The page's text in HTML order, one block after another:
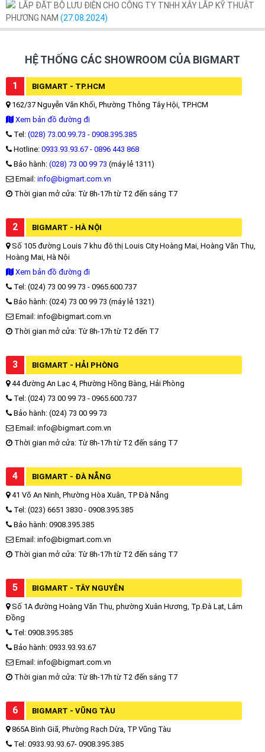
LẮP ĐẶT BỘ LƯU ĐIỆN CHO CÔNG TY TNHH XÂY LẮP KỸ THUẬT
PHƯƠNG NAM (27.08.2024)
HỆ THỐNG CÁC SHOWROOM CỦA BIGMART
1 BIGMART - TP.HCM
162/37 Nguyễn Văn Khối, Phường Thông Tây Hội, TP.HCM
Xem bản đồ đường đi
Tel: (028) 73.00.99.73 - 0908.395.385
Hotline: 0933.93.93.67 - 0896 443 868
Bảo hành: (028) 73 00 99 73 (máy lẻ 1311)
Email: info@bigmart.com.vn
Thời gian mở cửa: Từ 8h-17h từ T2 đến sáng T7
2 BIGMART - HÀ NỘI
Số 105 đường Louis 7 khu đô thị Louis City Hoàng Mai, Hoàng Văn Thụ,
Hoàng Mai, Hà Nội
Xem bản đồ đường đi
Tel: (024) 73 00 99 73 - 0965.600.737
Bảo hành: (024) 73 00 99 73 (máy lẻ 1321)
Email: info@bigmart.com.vn
Thời gian mở cửa: Từ 8h-17h từ T2 đến T7
3 BIGMART - HẢI PHÒNG
44 đường An Lạc 4, Phường Hồng Bàng, Hải Phòng
Tel: (024) 73 00 99 73 - 0965.600.737
Bảo hành: (024) 73 00 99 73
Email: info@bigmart.com.vn
Thời gian mở cửa: Từ 8h-17h từ T2 đến sáng T7
4 BIGMART - ĐÀ NẴNG
41 Võ An Ninh, Phường Hòa Xuân, TP Đà Nẵng
Tel: (023) 6651 3830 - 0908.395.385
Bảo hành: 0908.395.385
Email: info@bigmart.com.vn
Thời gian mở cửa: Từ 8h-17h từ T2 đến sáng T7
5 BIGMART - TÂY NGUYÊN
Số 1A đường Hoàng Văn Thụ, phường Xuân Hương, Tp.Đà Lạt, Lâm
Đồng
Tel: 0908.395.385
Bảo hành: 0933.93.93.67
Email: info@bigmart.com.vn
Thời gian mở cửa: Từ 8h-17h từ T2 đến sáng T7
6 BIGMART - VŨNG TÀU
865A Bình Giã, Phường Rạch Dừa, TP Vũng Tàu
Tel: 0933.93.93.67- 0908.395.385